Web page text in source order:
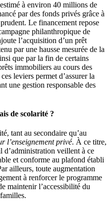
à environ 40 millions de
par des fonds privés grâce à
Le financement repose
philanthropique de
l’acquisition d’un prêt
par une hausse mesurée de la
que par la fin de certains
immobiliers au cours des
leviers permet d’assurer la
une gestion responsable des
de scolarité ?
tant au secondaire qu’au
l’enseignement privé. À ce titre,
d’administration veillent à ce
et conforme au plafond établi
ailleurs, toute augmentation
à renforcer le programme
maintenir l’accessibilité du